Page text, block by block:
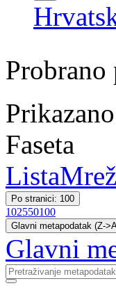
Probrano
Faseta
Lista
Po stranici: 100
102550100
Glavni metapodatak (Z-
Glavni